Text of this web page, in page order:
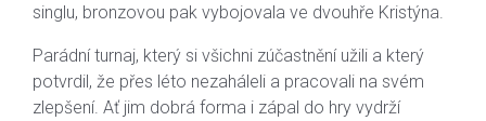
singlu, bronzovou pak vybojovala ve dvouhře Kristýna.
Parádní turnaj, který si všichni zúčastnění užili a který
potvrdil, že přes léto nezaháleli a pracovali na svém
zlepšení. Ať jim dobrá forma i zápal do hry vydrží